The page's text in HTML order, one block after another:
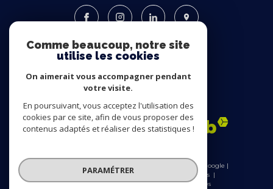
Adhérents
© 2026 | Tous droits réservés | Traduction powered by Google |
Nos honoraires
Plan du site
Mentions légales
Admin
Nos liens Politique RGPD Cookies
Comme beaucoup, notre site
utilise les cookies
On aimerait vous accompagner pendant
votre visite.
En poursuivant, vous acceptez l'utilisation des
cookies par ce site, afin de vous proposer des
contenus adaptés et réaliser des statistiques !
PARAMÉTRER